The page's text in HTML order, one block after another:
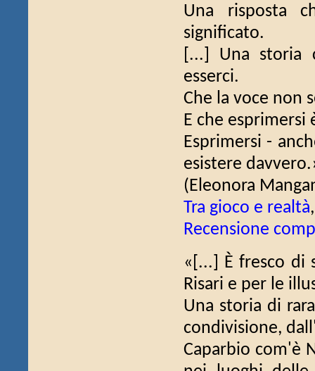
Una risposta
significato.
[...] Una storia
esserci.
Che la voce non
E che esprimersi
Esprimersi -
esistere
(Eleonora
Tra gioco e realtà
Recensione
«[...] È fresco di
Risari e per le
Una storia di
condivisione,
Caparbio com'è